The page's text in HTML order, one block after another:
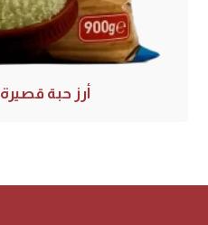
أرز حبة قصيرة 1 كجم النخبة